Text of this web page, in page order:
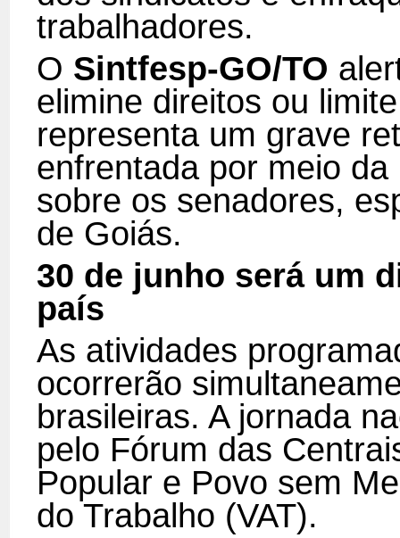
trabalhadores.
O Sintfesp-GO/TO
elimine direitos ou
representa um grave
enfrentada por meio
sobre os senadores,
de Goiás.
30 de junho será um
país
As atividades
ocorrerão
brasileiras. A jornada
pelo Fórum das
Popular e Povo sem
do Trabalho (VAT).